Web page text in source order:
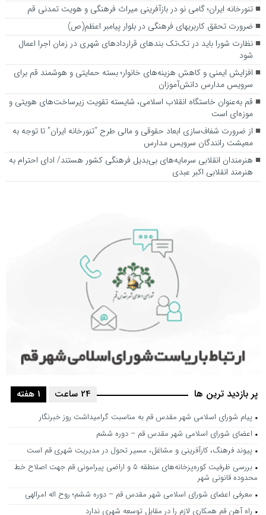
تنورخانه ایران؛ گامی نو در بازآفرینی میراث فرهنگی و هویت تمدنی قم
ضرورت تحقق کاربری­های فرهنگی در بلوار پیامبر اعظم(ص)
نظارت شورا باید در تک‌تک بندهای قراردادهای شهری در زمان اجرا اعمال
شود
افزایش ایمنی و کاهش هزینه‌های خانوار؛ بسته حمایتی و هوشمند قم برای
سرویس مدارس دانش‌آموزان
قم به‌عنوان خاستگاه انقلاب اسلامی، شایسته تقویت زیرساخت‌های هویتی و
موزه‌ای است
از ضرورت شفاف‌سازی ابعاد حقوقی و مالی طرح “تنورخانه ایران” تا توجه به
معیشت رانندگان سرویس مدارس
هنرمندان انقلابی سرمایه‌های بی‌بدیل فرهنگی کشور هستند/ ادای احترام به
هنرمند انقلابی اکبر عبدی
پر بازدید ترین ها 1 هفته 24 ساعت
پیام شورای اسلامی شهر مقدس قم به مناسبت گرامیداشت روز خبرنگار
اعضای شورای اسلامی شهر مقدس قم – دوره ششم
پیوند فرهنگ، کارآفرینی و مشاغل، مسیر تحول در مدیریت شهری قم است
بررسی ظرفیت کوره‌پزخانه‌های منطقه ۵ و اراضی پیرامونی قم جهت اصلاح خط
محدوده قانونی شهر
معرفی اعضای شورای اسلامی شهر مقدس قم – دوره ششم؛ روح اله امرالهی
راه آهن قم همکاری لازم را در مقابل توسعه شهری ندارد